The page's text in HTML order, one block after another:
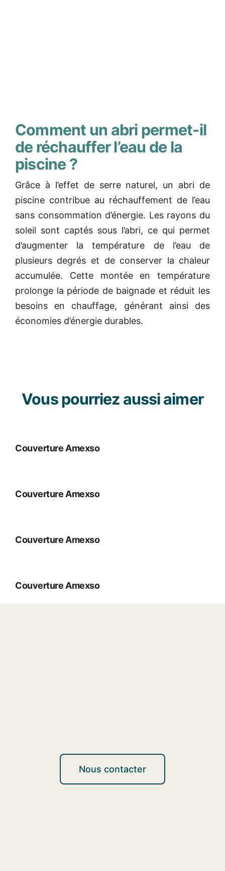
Comment un abri permet-il
de réchauffer l’eau de la
piscine ?
Grâce à l’effet de serre naturel, un abri de
piscine contribue au réchauffement de l’eau
sans consommation d’énergie. Les rayons du
soleil sont captés sous l’abri, ce qui permet
d’augmenter la température de l’eau de
plusieurs degrés et de conserver la chaleur
accumulée. Cette montée en température
prolonge la période de baignade et réduit les
besoins en chauffage, générant ainsi des
économies d’énergie durables.
Vous pourriez aussi aimer
Couverture Amexso
Couverture Amexso
Couverture Amexso
Couverture Amexso
Nous contacter